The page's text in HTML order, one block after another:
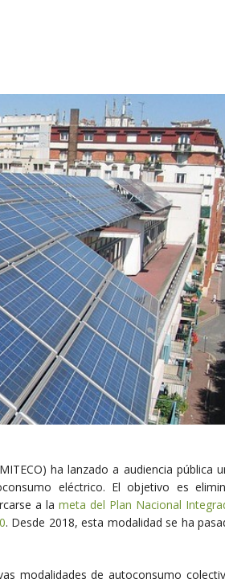
ha lanzado a audiencia pública
eléctrico. El objetivo es
a la meta del Plan Nacional
. Desde 2018, esta modalidad se ha
modalidades de autoconsumo